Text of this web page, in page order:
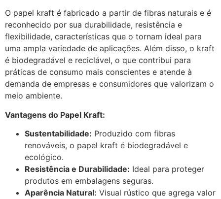
O papel kraft é fabricado a partir de fibras naturais e é
reconhecido por sua durabilidade, resistência e
flexibilidade, características que o tornam ideal para
uma ampla variedade de aplicações. Além disso, o kraft
é biodegradável e reciclável, o que contribui para
práticas de consumo mais conscientes e atende à
demanda de empresas e consumidores que valorizam o
meio ambiente.
Vantagens do Papel Kraft:
Sustentabilidade: Produzido com fibras
renováveis, o papel kraft é biodegradável e
ecológico.
Resistência e Durabilidade: Ideal para proteger
produtos em embalagens seguras.
Aparência Natural: Visual rústico que agrega valor